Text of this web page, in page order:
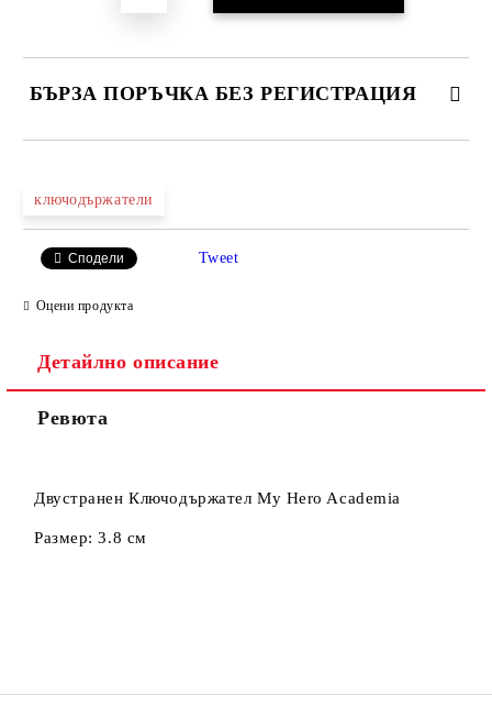
БЪРЗА ПОРЪЧКА БЕЗ РЕГИСТРАЦИЯ
Съгласен съм с
Ние ще се свържем с вас в рамките на работния ден.
ключодържатели
Сподели Tweet
Оцени продукта
Детайлно описание
Ревюта
Двустранен Ключодържател My Hero Academia
Размер: 3.8 см